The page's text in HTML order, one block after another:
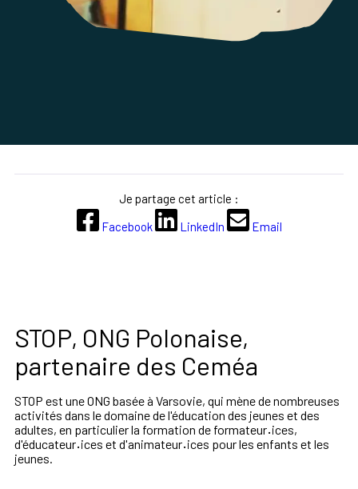
STOP, ONG Polonaise,
partenaire des Ceméa
STOP est une ONG basée à Varsovie, qui mène de nombreuses
activités dans le domaine de l'éducation des jeunes et des
adultes, en particulier la formation de formateur·ices,
d'éducateur·ices et d'animateur·ices pour les enfants et les
jeunes.
Je partage cet article :
Facebook
LinkedIn Email